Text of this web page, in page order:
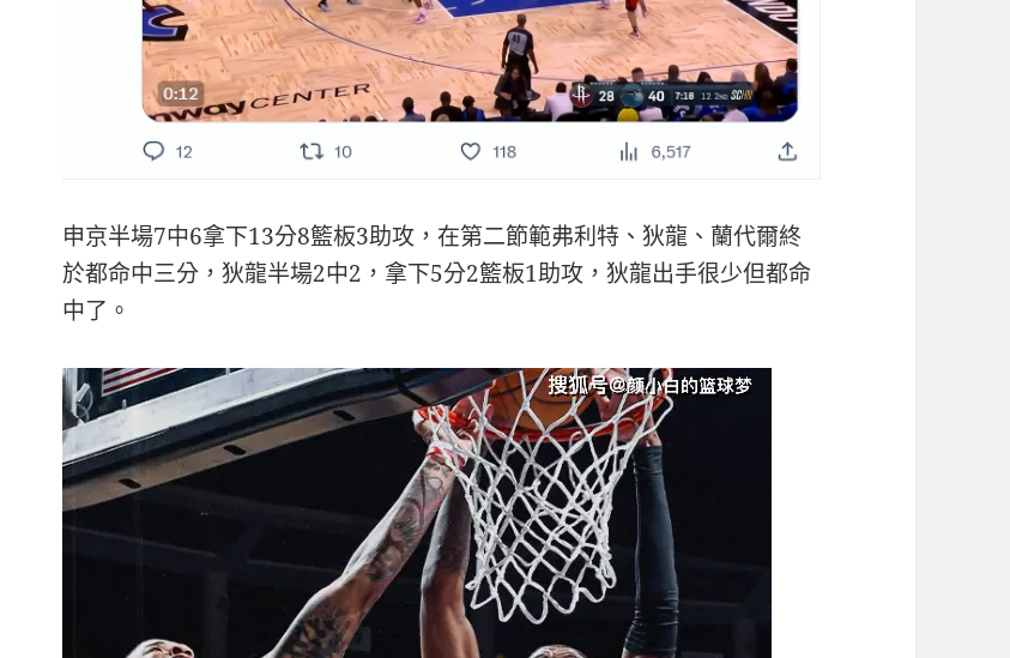
申京半場7中6拿下13分8籃板3助攻，在第二節範弗利特、狄龍、蘭代爾終
於都命中三分，狄龍半場2中2，拿下5分2籃板1助攻，狄龍出手很少但都命
中了。